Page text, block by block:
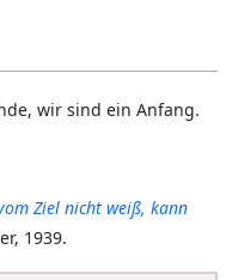
wir sind ein Anfang.
Ziel nicht weiß, kann
1939.